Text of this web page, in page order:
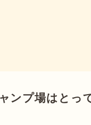
ンプ場はとっ